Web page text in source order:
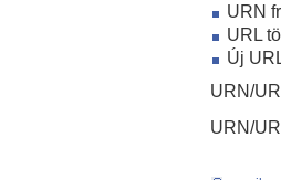
URN
URL
Új
URN/
URN/